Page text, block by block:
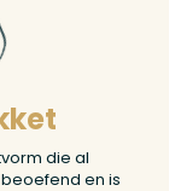
die al
en is